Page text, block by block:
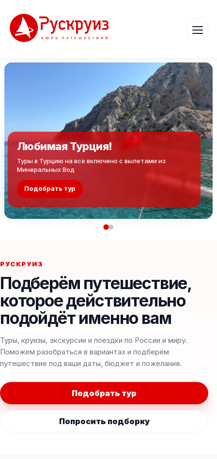
Любимая Турция!
Туры в Турцию на все включено с вылетами из
Минеральных Вод
Подобрать тур
РУСКРУИЗ
Подберём путешествие,
которое действительно
подойдёт именно вам
Туры, круизы, экскурсии и поездки по России и миру.
Поможем разобраться в вариантах и подберём
путешествие под ваши даты, бюджет и пожелания.
Подобрать тур
Попросить подборку